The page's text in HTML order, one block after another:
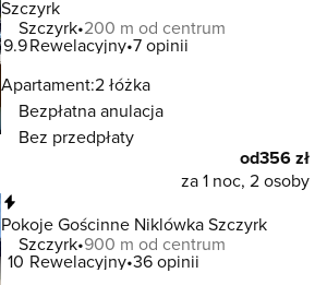
Szczyrk
Szczyrk 200 m od centrum
9.9Rewelacyjny 7 opinii
Apartament:2 łóżka
Bezpłatna anulacja
Bez przedpłaty
od356 zł
za 1 noc, 2 osoby
Pokoje Gościnne Niklówka Szczyrk
Szczyrk 900 m od centrum
10 Rewelacyjny 36 opinii